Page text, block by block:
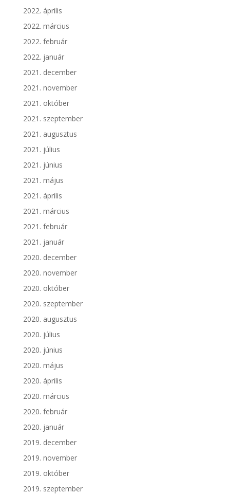
2022. április
2022. március
2022. február
2022. január
2021. december
2021. november
2021. október
2021. szeptember
2021. augusztus
2021. július
2021. június
2021. május
2021. április
2021. március
2021. február
2021. január
2020. december
2020. november
2020. október
2020. szeptember
2020. augusztus
2020. július
2020. június
2020. május
2020. április
2020. március
2020. február
2020. január
2019. december
2019. november
2019. október
2019. szeptember